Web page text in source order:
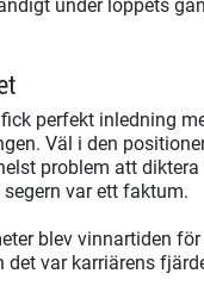
under loppets
perfekt inledning
Väl i den
problem att
var ett faktum.
blev vinnartiden
det var karriärens